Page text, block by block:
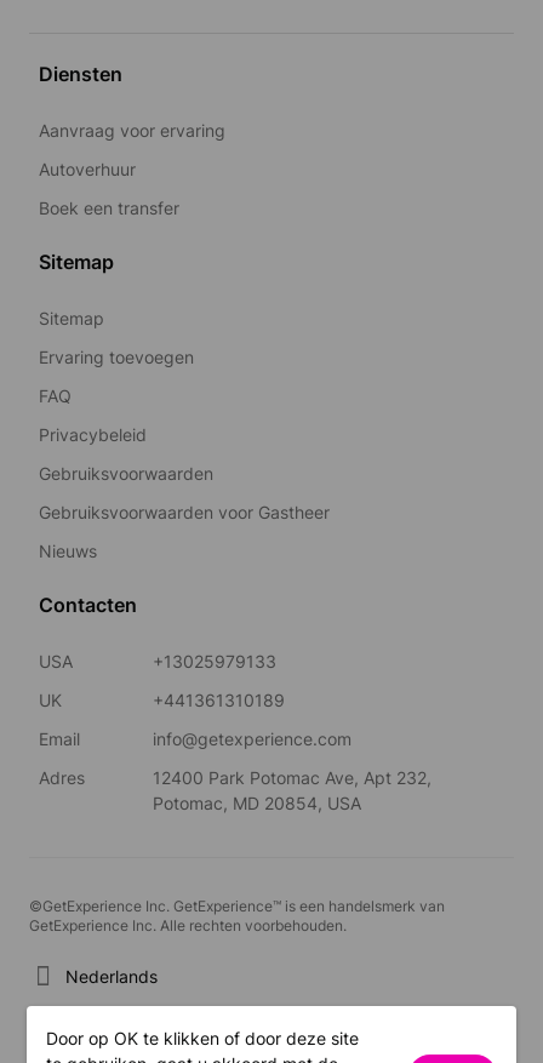
Diensten
Aanvraag voor ervaring
Autoverhuur
Boek een transfer
Sitemap
Sitemap
Ervaring toevoegen
FAQ
Privacybeleid
Gebruiksvoorwaarden
Gebruiksvoorwaarden voor Gastheer
Nieuws
Contacten
USA
+13025979133
UK
+441361310189
Email
info@getexperience.com
Adres
12400 Park Potomac Ave, Apt 232,
Potomac, MD 20854, USA
©GetExperience Inc. GetExperience™ is een handelsmerk van
GetExperience Inc. Alle rechten voorbehouden.
Nederlands
Door op OK te klikken of door deze site